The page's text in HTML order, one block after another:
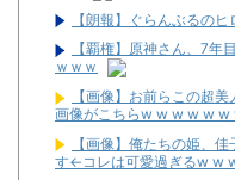
【朗報】ぐらんぶるの
【覇権】原神さん、7年
ｗｗｗ
【画像】お前らこの超
画像がこちらw w w w w
【画像】俺たちの姫、
す←コレは可愛過ぎるw w